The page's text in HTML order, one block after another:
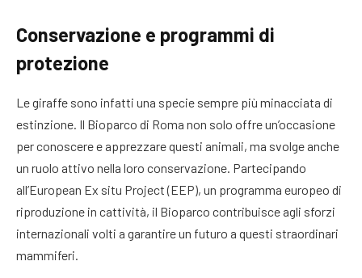
Conservazione e programmi di
protezione
Le giraffe sono infatti una specie sempre più minacciata di
estinzione. Il Bioparco di Roma non solo offre un’occasione
per conoscere e apprezzare questi animali, ma svolge anche
un ruolo attivo nella loro conservazione. Partecipando
all’European Ex situ Project (EEP), un programma europeo di
riproduzione in cattività, il Bioparco contribuisce agli sforzi
internazionali volti a garantire un futuro a questi straordinari
mammiferi.